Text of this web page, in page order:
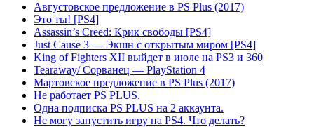
Августовское предложение в PS Plus (2017)
Это ты! [PS4]
Assassin’s Creed: Крик свободы [PS4]
Just Cause 3 — Экшн с открытым миром [PS4]
King of Fighters XII выйдет в июле на PS3 и 360
Tearaway/ Сорванец — PlayStation 4
Мартовское предложение в PS Plus (2017)
Не работает PS PLUS.
Одна подписка PS PLUS на 2 аккаунта.
Не могу запустить игру на PS4. Что делать?